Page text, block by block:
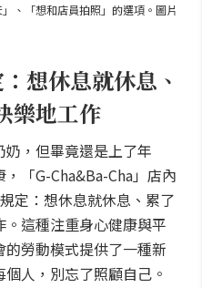
、「想和店員拍照」的選項。圖片
想休息就休息、
樂地工作
，但畢竟還是上了年
「G-Cha&Ba-Cha」店內
定：想休息就休息、累了
這種注重身心健康與平
勞動模式提供了一種新
人，別忘了照顧自己。